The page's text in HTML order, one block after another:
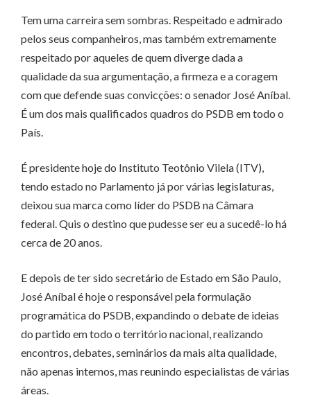
Tem uma carreira sem sombras. Respeitado e admirado
pelos seus companheiros, mas também extremamente
respeitado por aqueles de quem diverge dada a
qualidade da sua argumentação, a firmeza e a coragem
com que defende suas convicções: o senador José Aníbal.
É um dos mais qualificados quadros do PSDB em todo o
País.
É presidente hoje do Instituto Teotônio Vilela (ITV),
tendo estado no Parlamento já por várias legislaturas,
deixou sua marca como líder do PSDB na Câmara
federal. Quis o destino que pudesse ser eu a sucedê-lo há
cerca de 20 anos.
E depois de ter sido secretário de Estado em São Paulo,
José Aníbal é hoje o responsável pela formulação
programática do PSDB, expandindo o debate de ideias
do partido em todo o território nacional, realizando
encontros, debates, seminários da mais alta qualidade,
não apenas internos, mas reunindo especialistas de várias
áreas.